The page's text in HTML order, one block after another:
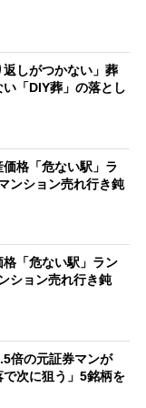
返しがつかない」葬
「DIY葬」の落とし
価格「危ない駅」ラ
ンション売れ行き鈍
格「危ない駅」ラン
ション売れ行き鈍
倍の元証券マンが
で次に狙う」5銘柄を